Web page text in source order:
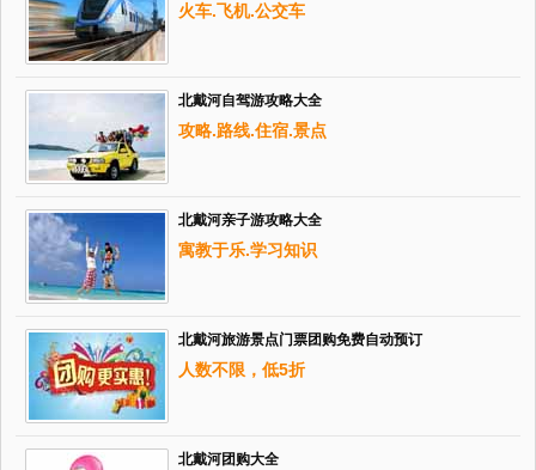
火车.飞机.公交车
北戴河自驾游攻略大全
攻略.路线.住宿.景点
北戴河亲子游攻略大全
寓教于乐.学习知识
北戴河旅游景点门票团购免费自动预订
人数不限，低5折
北戴河团购大全